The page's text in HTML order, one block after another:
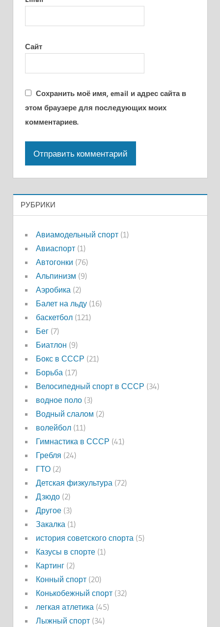
Сайт
Сохранить моё имя, email и адрес сайта в
этом браузере для последующих моих
комментариев.
РУБРИКИ
Авиамодельный спорт(1)
Авиаспорт(1)
Автогонки (76)
Альпинизм (9)
Аэробика(2)
Балет на льду(16)
баскетбол(121)
Бег(7)
Биатлон (9)
Бокс в СССР (21)
Борьба(17)
Велосипедный спорт в СССР (34)
водное поло(3)
Водный слалом (2)
волейбол(11)
Гимнастика в СССР (41)
Гребля (24)
ГТО(2)
Детская физкультура(72)
Дзюдо(2)
Другое(3)
Закалка(1)
история советского спорта(5)
Казусы в спорте(1)
Картинг(2)
Конный спорт(20)
Конькобежный спорт(32)
легкая атлетика(45)
Лыжный спорт(34)